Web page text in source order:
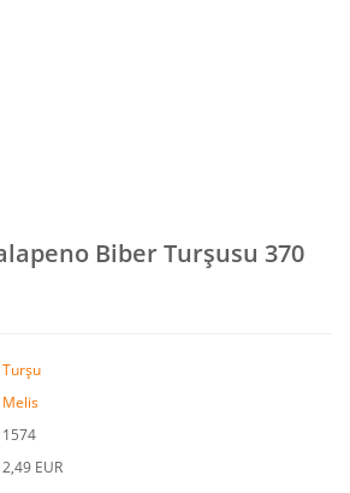
Biber Turşusu 370
Turşu
Melis
1574
2,49 EUR